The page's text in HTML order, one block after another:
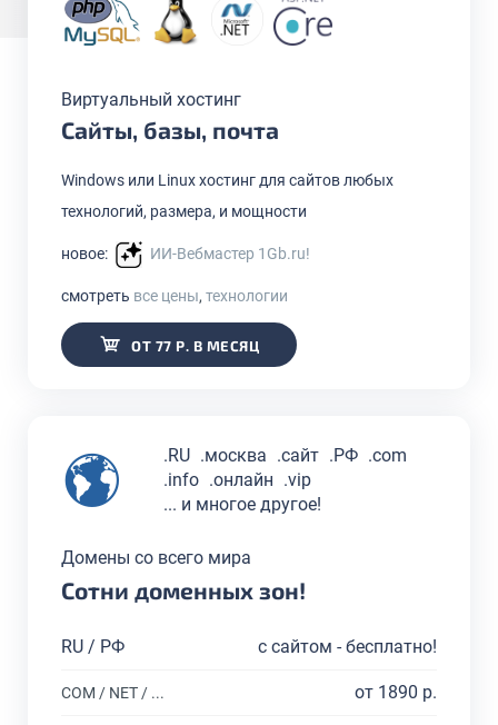
Виртуальный хостинг
Сайты, базы, почта
Windows или Linux хостинг для сайтов любых
технологий, размера, и мощности
новое: ИИ-Вебмастер 1Gb.ru!
смотреть все цены, технологии
ОТ 77 Р. В МЕСЯЦ
.RU .москва .сайт .РФ .com
.info .онлайн .vip
... и многое другое!
Домены со всего мира
Сотни доменных зон!
RU / РФ с сайтом - бесплатно!
COM / NET / ... от 1890 р.